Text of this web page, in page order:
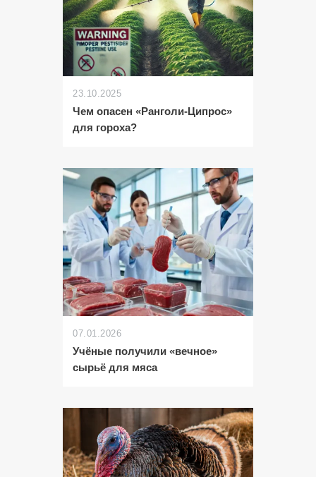
23.10.2025
Чем опасен «Ранголи-Ципрос»
для гороха?
07.01.2026
Учёные получили «вечное»
сырьё для мяса